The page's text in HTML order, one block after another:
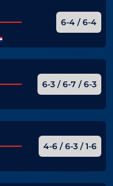
6-4 / 6-4
6-3 / 6-7 / 6-3
4-6 / 6-3 / 1-6